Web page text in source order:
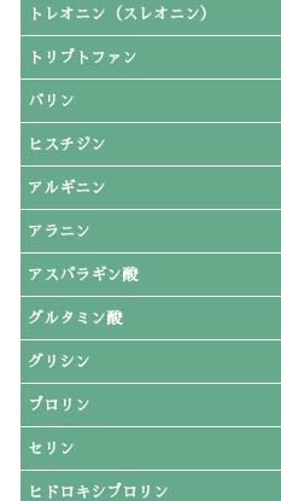
トレオニン（スレオニン）
トリプトファン
バリン
ヒスチジン
アルギニン
アラニン
アスパラギン酸
グルタミン酸
グリシン
プロリン
セリン
ヒドロキシプロリン